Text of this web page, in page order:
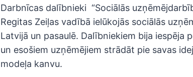
Darbnīcas dalībnieki “Sociālās
Regitas Zeiļas vadībā ielūkojās sociālās
Latvijā un pasaulē. Dalībniekiem bija iespēja
un esošiem uzņēmējiem strādāt pie savas
modeļa kanvu.